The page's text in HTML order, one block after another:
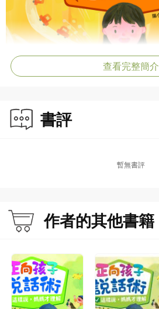
查看完整簡介
書評
暫無書評
作者的其他書籍